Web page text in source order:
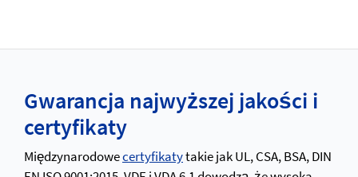
Gwarancja najwyższej jakości i
certyfikaty
Międzynarodowecertyfikatytakie jak UL, CSA, BSA, DIN